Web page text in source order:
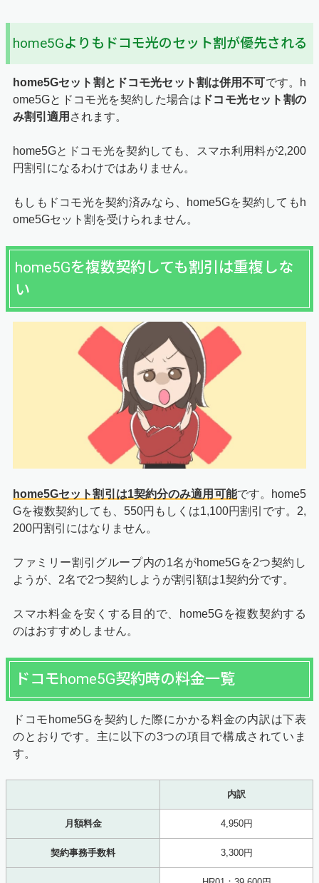
home5Gよりもドコモ光のセット割が優先される
home5Gセット割とドコモ光セット割は併用不可です。h
ome5Gとドコモ光を契約した場合は ドコモ光セット割の
み割引適用 されます。
home5Gとドコモ光を契約しても、スマホ利用料が2,200
円割引になるわけではありません。
もしもドコモ光を契約済みなら、home5Gを契約してもh
ome5Gセット割を受けられません。
home5Gを複数契約しても割引は重複しな
い
home5Gセット割引は1契約分のみ適用可能です。home5
Gを複数契約しても、550円もしくは1,100円割引です。2,
200円割引にはなりません。
ファミリー割引グループ内の1名がhome5Gを2つ契約し
ようが、2名で2つ契約しようが割引額は1契約分です。
スマホ料金を安くする目的で、home5Gを複数契約する
のはおすすめしません。
ドコモhome5G契約時の料金一覧
ドコモhome5Gを契約した際にかかる料金の内訳は下表
のとおりです。主に以下の3つの項目で構成されていま
す。
内訳
月額料金 4,950円
契約事務手数料 3,300円